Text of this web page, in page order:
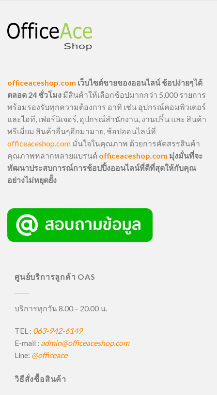
officeaceshop.com เว็บไซต์ขายของออนไลน์ ช้อปง่ายๆได้
ตลอด 24 ชั่วโมง มีสินค้าให้เลือกช้อปมากกว่า 5,000 รายการ
พร้อมรองรับทุกความต้องการ อาทิ เช่น อุปกรณ์คอมพิวเตอร์
และไอที, เฟอร์นิเจอร์, อุปกรณ์สำนักงาน, งานปริ้น และ สินค้า
พรีเมี่ยม สินค้าอื่นๆอีกมามาย, ช้อปออนไลน์ที่
officeaceshop.com มั่นใจในคุณภาพ ด้วยการคัดสรรสินค้า
คุณภาพหลากหลายแบรนด์ officeaceshop.com มุ่งมั่นที่จะ
พัฒนาประสบการณ์การช้อปปิ้งออนไลน์ที่ดีที่สุดให้กับคุณ
อย่างไม่หยุดยั้ง
ศูนย์บริการลูกค้า OAS
บริการทุกวัน 8.00 – 20.00 น.
TEL : 063-942-6149
E-mail : admin@officeaceshop.com
Line: @officeace
วิธีสั่งซื้อสินค้า